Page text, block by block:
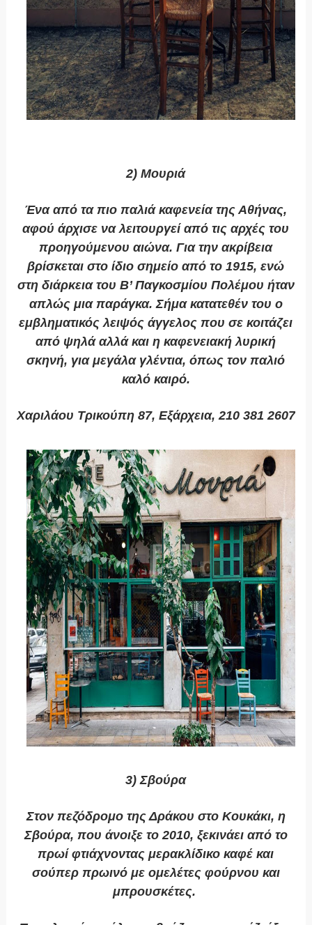
2) Μουριά
Ένα από τα πιο παλιά καφενεία της Αθήνας,
αφού άρχισε να λειτουργεί από τις αρχές του
προηγούμενου αιώνα. Για την ακρίβεια
βρίσκεται στο ίδιο σημείο από το 1915, ενώ
στη διάρκεια του Β’ Παγκοσμίου Πολέμου ήταν
απλώς μια παράγκα. Σήμα κατατεθέν του ο
εμβληματικός λειψός άγγελος που σε κοιτάζει
από ψηλά αλλά και η καφενειακή λυρική
σκηνή, για μεγάλα γλέντια, όπως τον παλιό
καλό καιρό.
Χαριλάου Τρικούπη 87, Εξάρχεια, 210 381 2607
3) Σβούρα
Στον πεζόδρομο της Δράκου στο Κουκάκι, η
Σβούρα, που άνοιξε το 2010, ξεκινάει από το
πρωί φτιάχνοντας μερακλίδικο καφέ και
σούπερ πρωινό με ομελέτες φούρνου και
μπρουσκέτες.